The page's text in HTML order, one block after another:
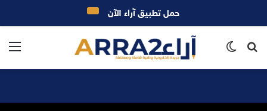
بحث
حمل تطبيق آراء الآن